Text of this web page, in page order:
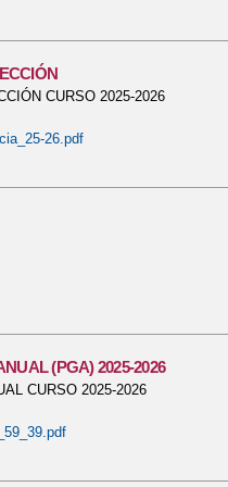
CURSO 2025-2026
26.pdf
(PGA) 2025-2026
CURSO 2025-2026